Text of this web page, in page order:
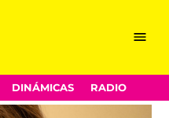
Menu
DINÁMICAS RADIO